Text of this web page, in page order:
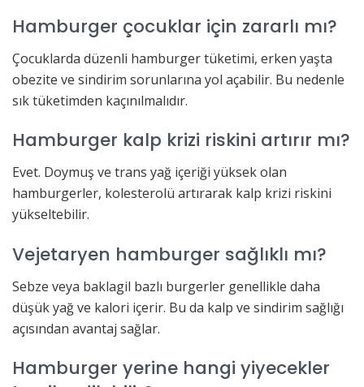
Hamburger çocuklar için zararlı mı?
Çocuklarda düzenli hamburger tüketimi, erken yaşta
obezite ve sindirim sorunlarına yol açabilir. Bu nedenle
sık tüketimden kaçınılmalıdır.
Hamburger kalp krizi riskini artırır mı?
Evet. Doymuş ve trans yağ içeriği yüksek olan
hamburgerler, kolesterolü artırarak kalp krizi riskini
yükseltebilir.
Vejetaryen hamburger sağlıklı mı?
Sebze veya baklagil bazlı burgerler genellikle daha
düşük yağ ve kalori içerir. Bu da kalp ve sindirim sağlığı
açısından avantaj sağlar.
Hamburger yerine hangi yiyecekler